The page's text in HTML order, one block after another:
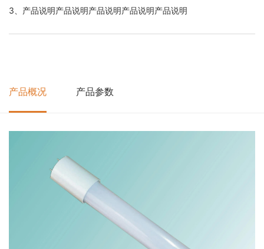
3、产品说明产品说明产品说明产品说明产品说明
产品概况 产品参数